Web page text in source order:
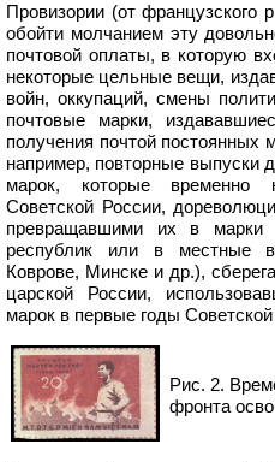
Провизории (от французского
обойти молчанием эту
почтовой оплаты, в которую
некоторые цельные вещи,
войн, оккупаций, смены
почтовые марки,
получения почтой постоянных
например, повторные выпуски
марок, которые временно
Советской России,
превращавшими их в
республик или в местные
Коврове, Минске и др.),
царской России,
марок в первые годы Советской
Рис. 2.
фронта